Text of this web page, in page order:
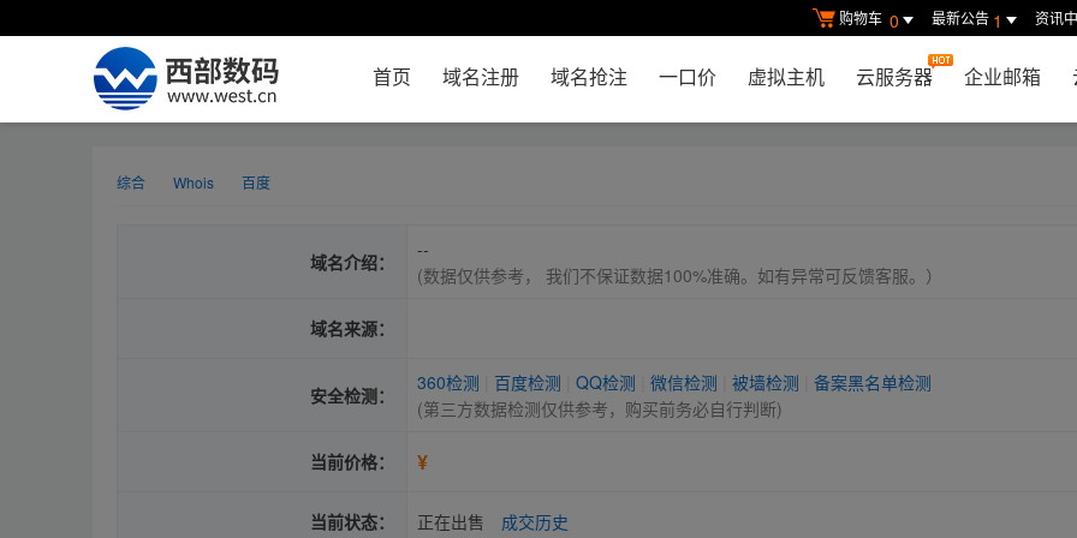
购物车 0 最新公告 1 资讯
首页 域名注册 域名抢注 一口价 虚拟主机 云服务器 企业邮箱
综合 Whois 百度
域名介绍：
--
(数据仅供参考， 我们不保证数据100%准确。如有异常可反馈客服。）
域名来源：
安全检测：
360检测 百度检测 QQ检测 微信检测 被墙检测
备案黑名单检测
(第三方数据检测仅供参考，购买前务必自行判断)
当前价格： ¥
当前状态： 正在出售 成交历史